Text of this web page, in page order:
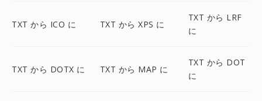
TXT から ICO に TXT から XPS に
TXT から LRF
に
TXT から DOTX に TXT から MAP に
TXT から DOT
に